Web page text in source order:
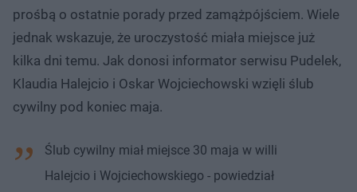
prośbą o ostatnie porady przed zamążpójściem. Wiele
jednak wskazuje, że uroczystość miała miejsce już
kilka dni temu. Jak donosi informator serwisu Pudelek,
Klaudia Halejcio i Oskar Wojciechowski wzięli ślub
cywilny pod koniec maja.
Ślub cywilny miał miejsce 30 maja w willi
Halejcio i Wojciechowskiego - powiedział